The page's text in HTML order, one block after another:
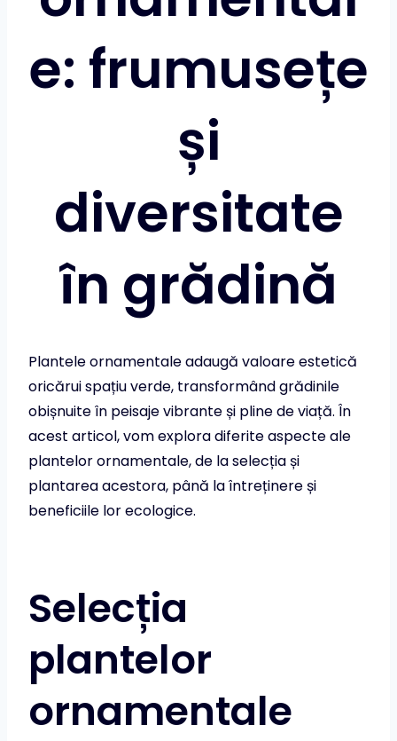
e: frumusețe
și
diversitate
în grădină
Plantele ornamentale adaugă valoare estetică
oricărui spațiu verde, transformând grădinile
obișnuite în peisaje vibrante și pline de viață. În
acest articol, vom explora diferite aspecte ale
plantelor ornamentale, de la selecția și
plantarea acestora, până la întreținere și
beneficiile lor ecologice.
Selecția
plantelor
ornamentale